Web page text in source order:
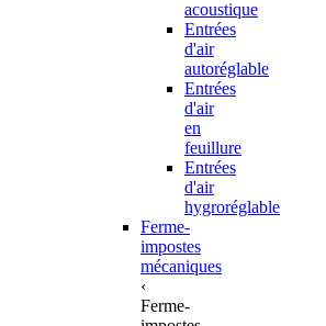
acoustique
Entrées
d'air
autoréglable
Entrées
d'air
en
feuillure
Entrées
d'air
hygroréglable
Ferme-
impostes
mécaniques
‹
Ferme-